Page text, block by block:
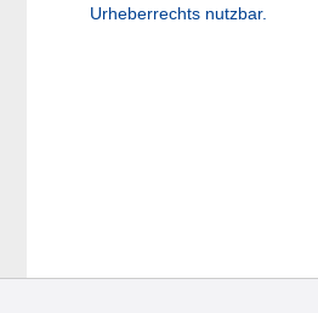
Urheberrechts nutzbar.